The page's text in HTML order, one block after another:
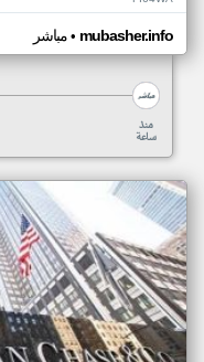
مباشر• mubasher.info
منذ
ساعة